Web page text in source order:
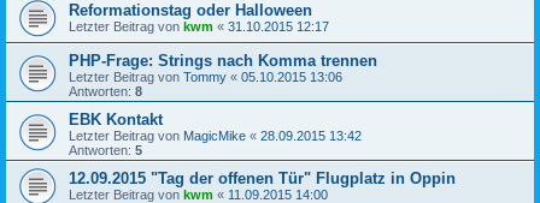
Reformationstag oder Halloween
Letzter Beitrag von kwm « 31.10.2015 12:17
PHP-Frage: Strings nach Komma trennen
Letzter Beitrag von Tommy « 05.10.2015 13:06
Antworten: 8
EBK Kontakt
Letzter Beitrag von MagicMike « 28.09.2015 13:42
Antworten: 5
12.09.2015 "Tag der offenen Tür" Flugplatz in Oppin
Letzter Beitrag von kwm « 11.09.2015 14:00